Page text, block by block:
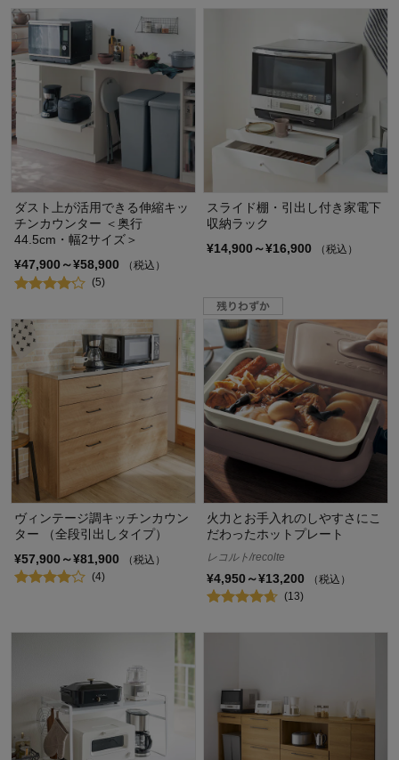
ダスト上が活用できる伸縮キッ
チンカウンター ＜奥行
44.5cm・幅2サイズ＞
¥47,900～¥58,900
（税込）
(5)
スライド棚・引出し付き家電下
収納ラック
¥14,900～¥16,900
（税込）
ヴィンテージ調キッチンカウン
ター （全段引出しタイプ）
¥57,900～¥81,900
（税込）
(4)
火力とお手入れのしやすさにこ
だわったホットプレート
レコルト/recolte
¥4,950～¥13,200
（税込）
(13)